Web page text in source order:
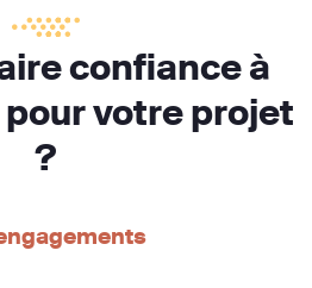
confiance à
votre projet
?